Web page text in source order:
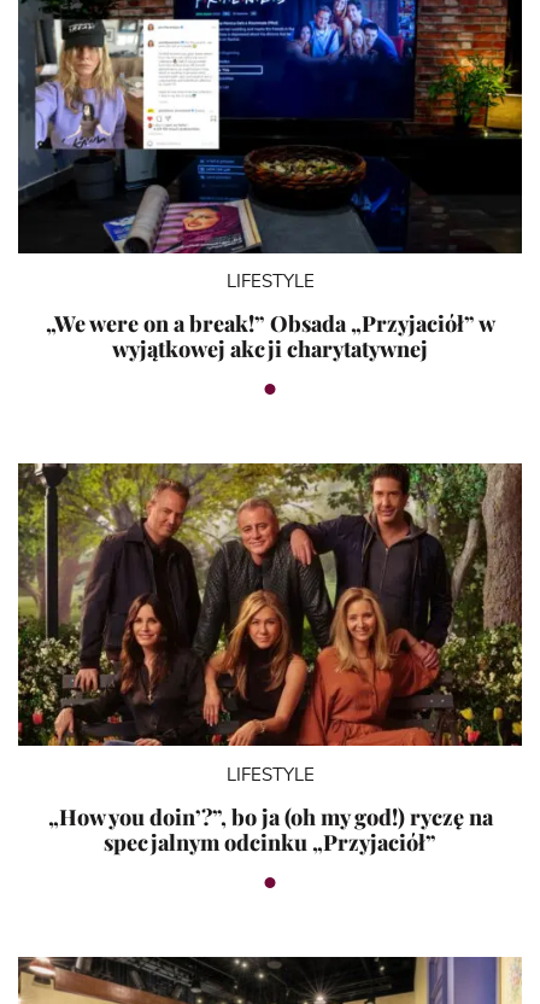
LIFESTYLE
„We were on a break!” Obsada „Przyjaciół” w
wyjątkowej akcji charytatywnej
LIFESTYLE
„How you doin’?”, bo ja (oh my god!) ryczę na
specjalnym odcinku „Przyjaciół”